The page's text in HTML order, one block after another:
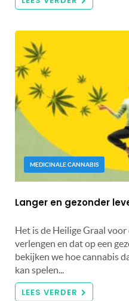
MEDICINALE CANNABIS
Langer en gezonder
Het is de Heilige Graal
verlengen en dat op een
bekijken we hoe cannabis
kan spelen...
LEES VERDER